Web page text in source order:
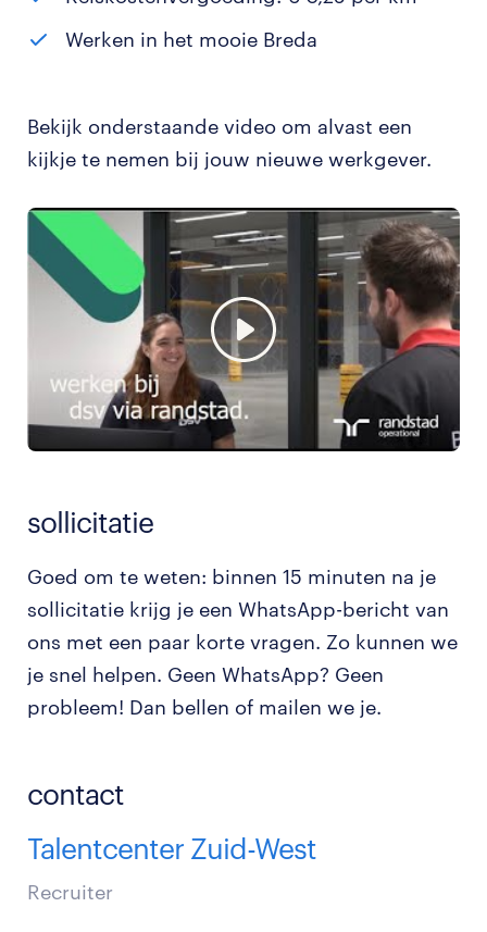
Werken in het mooie Breda
Bekijk onderstaande video om alvast een
kijkje te nemen bij jouw nieuwe werkgever.
sollicitatie
Goed om te weten: binnen 15 minuten na je
sollicitatie krijg je een WhatsApp-bericht van
ons met een paar korte vragen. Zo kunnen we
je snel helpen. Geen WhatsApp? Geen
probleem! Dan bellen of mailen we je.
contact
Talentcenter Zuid-West
Recruiter